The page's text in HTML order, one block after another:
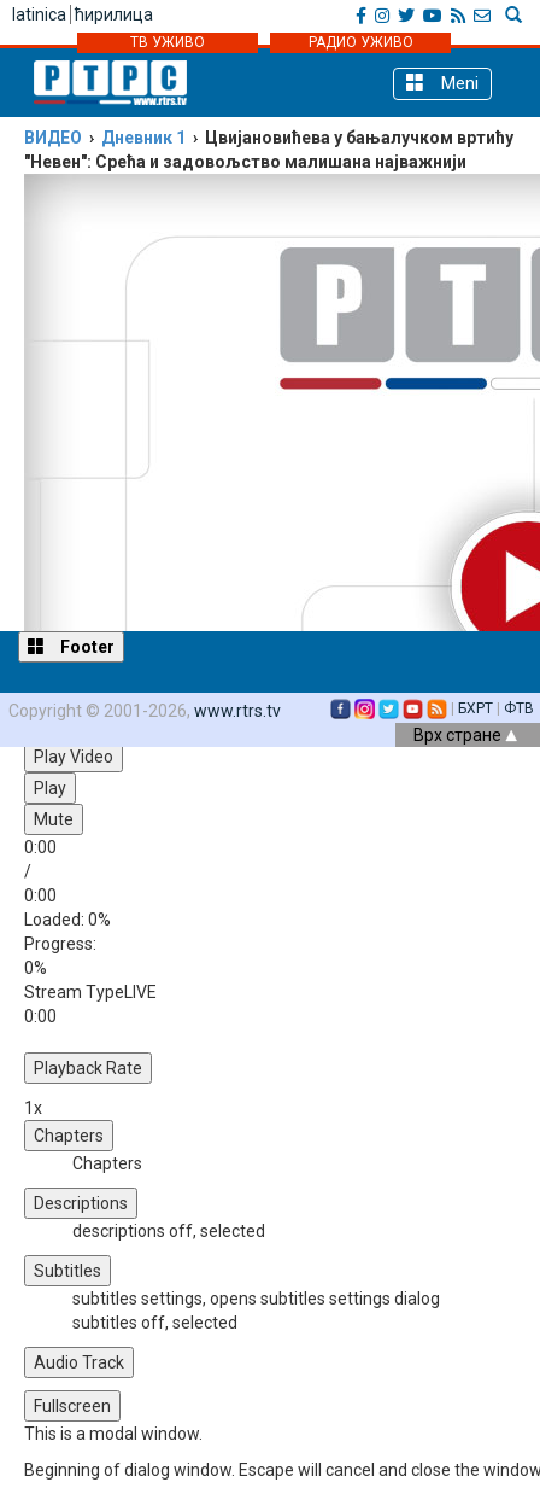
latinica ћирилица
ТВ УЖИВО РАДИО УЖИВО
Meni
ВИДЕО › Дневник 1 › Цвијановићева у бањалучком вртићу
"Невен": Срећа и задовољство малишана најважнији
Play Video
Play
Mute
0:00
/
0:00
Loaded: 0%
Progress:
0%
Stream Type LIVE
0:00
Playback Rate
1x
Chapters
Chapters
Descriptions
descriptions off, selected
Subtitles
subtitles settings, opens subtitles settings dialog
subtitles off, selected
Audio Track
Fullscreen
This is a modal window.
Beginning of dialog window. Escape will cancel and close the
Footer
Copyright © 2001-2026, www.rtrs.tv БХРТ ФТВ
Врх стране